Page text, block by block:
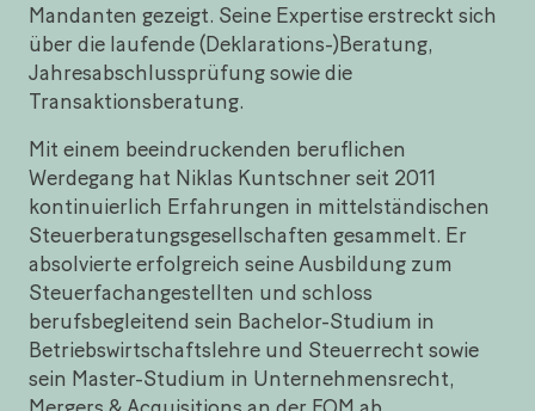
Mandanten gezeigt. Seine Expertise erstreckt sich
über die laufende (Deklarations-)Beratung,
Jahresabschlussprüfung sowie die
Transaktionsberatung.
Mit einem beeindruckenden beruflichen
Werdegang hat Niklas Kuntschner seit 2011
kontinuierlich Erfahrungen in mittelständischen
Steuerberatungsgesellschaften gesammelt. Er
absolvierte erfolgreich seine Ausbildung zum
Steuerfachangestellten und schloss
berufsbegleitend sein Bachelor-Studium in
Betriebswirtschaftslehre und Steuerrecht sowie
sein Master-Studium in Unternehmensrecht,